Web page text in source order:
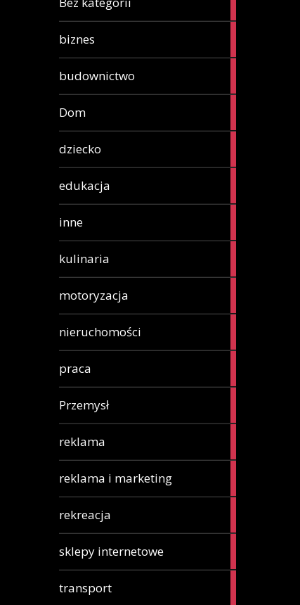
biznes
budownictwo
Dom
dziecko
edukacja
inne
kulinaria
motoryzacja
nieruchomości
praca
Przemysł
reklama
reklama i marketing
rekreacja
sklepy internetowe
transport